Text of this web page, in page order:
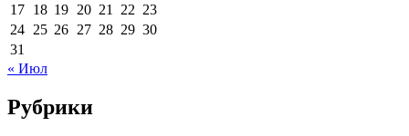
17 18 19 20 21 22 23
24 25 26 27 28 29 30
31
« Июл
Рубрики